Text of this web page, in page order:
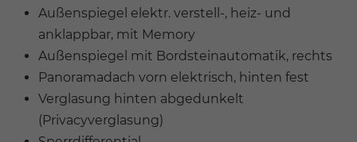
Außenspiegel elektr. verstell-, heiz- und
anklappbar, mit Memory
Außenspiegel mit Bordsteinautomatik, rechts
Panoramadach vorn elektrisch, hinten fest
Verglasung hinten abgedunkelt
(Privacyverglasung)